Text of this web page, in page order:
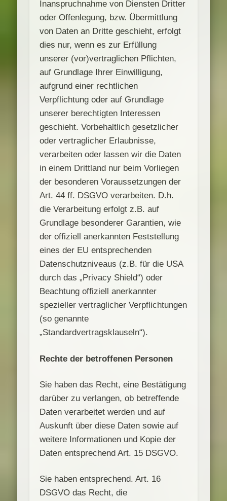
Inanspruchnahme von Diensten Dritter
oder Offenlegung, bzw. Übermittlung
von Daten an Dritte geschieht, erfolgt
dies nur, wenn es zur Erfüllung
unserer (vor)vertraglichen Pflichten,
auf Grundlage Ihrer Einwilligung,
aufgrund einer rechtlichen
Verpflichtung oder auf Grundlage
unserer berechtigten Interessen
geschieht. Vorbehaltlich gesetzlicher
oder vertraglicher Erlaubnisse,
verarbeiten oder lassen wir die Daten
in einem Drittland nur beim Vorliegen
der besonderen Voraussetzungen der
Art. 44 ff. DSGVO verarbeiten. D.h.
die Verarbeitung erfolgt z.B. auf
Grundlage besonderer Garantien, wie
der offiziell anerkannten Feststellung
eines der EU entsprechenden
Datenschutzniveaus (z.B. für die USA
durch das „Privacy Shield“) oder
Beachtung offiziell anerkannter
spezieller vertraglicher Verpflichtungen
(so genannte
„Standardvertragsklauseln“).
Rechte der betroffenen Personen
Sie haben das Recht, eine Bestätigung
darüber zu verlangen, ob betreffende
Daten verarbeitet werden und auf
Auskunft über diese Daten sowie auf
weitere Informationen und Kopie der
Daten entsprechend Art. 15 DSGVO.
Sie haben entsprechend. Art. 16
DSGVO das Recht, die